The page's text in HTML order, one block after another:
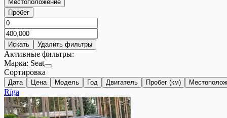
Местоположение
Пробег
Искать Удалить фильтры
Активные фильтры:
Марка: Seat
Сортировка
Дата Цена Модель Год Двигатель Пробег (км)
Rīga